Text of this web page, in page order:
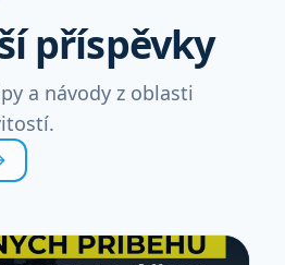
příspěvky
a návody z oblasti